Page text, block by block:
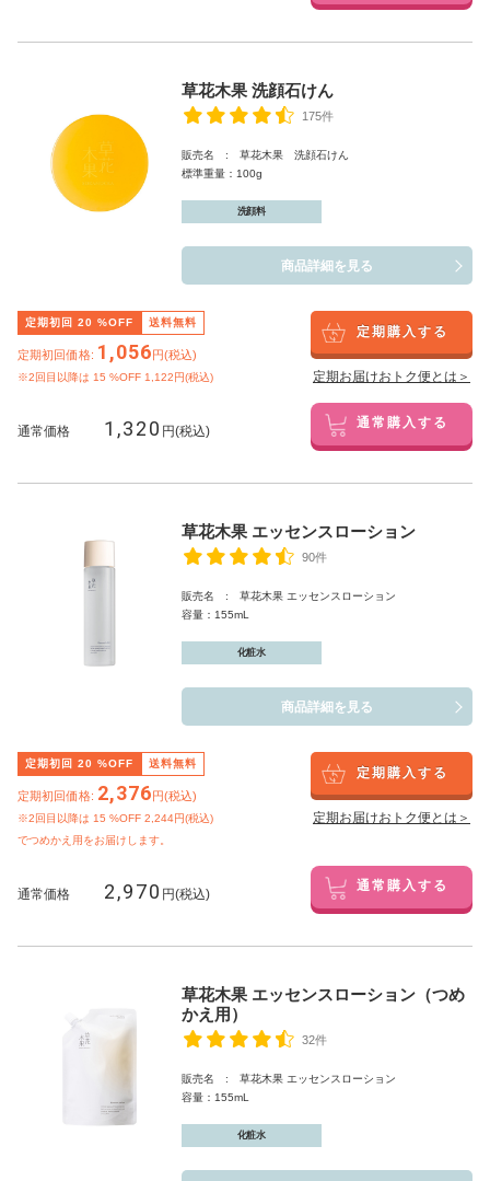
草花木果 洗顔石けん
175件
販売名 : 草花木果 洗顔石けん
標準重量：100g
洗顔料
商品詳細を見る
定期初回 20 %OFF 送料無料
定期初回価格: 1,056円(税込)
※2回目以降は 15 %OFF 1,122円(税込)
定期購入する
定期お届けおトク便とは＞
通常価格 1,320 円(税込) 通常購入する
草花木果 エッセンスローション
90件
販売名 : 草花木果 エッセンスローション
容量：155mL
化粧水
商品詳細を見る
定期初回 20 %OFF 送料無料
定期初回価格: 2,376円(税込)
※2回目以降は 15 %OFF 2,244円(税込)
でつめかえ用をお届けします。
定期購入する
定期お届けおトク便とは＞
通常価格 2,970 円(税込) 通常購入する
草花木果 エッセンスローション（つめ
かえ用）
32件
販売名 : 草花木果 エッセンスローション
容量：155mL
化粧水